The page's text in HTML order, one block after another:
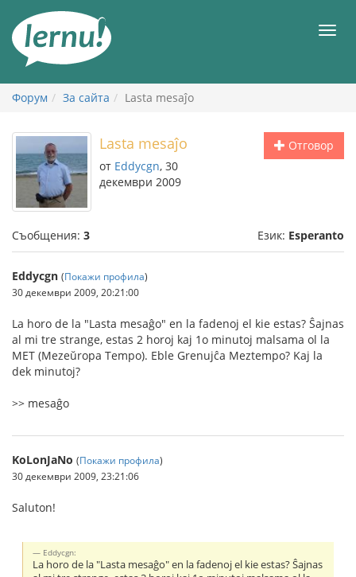
съдържанието
Форум За сайта Lasta mesaĵo
Отговор
Lasta mesaĵo
от Eddycgn, 30
декември 2009
Съобщения: 3 Език: Esperanto
Eddycgn (Покажи профила)
30 декември 2009, 20:21:00
La horo de la "Lasta mesaĝo" en la fadenoj el kie estas? Ŝajnas
al mi tre strange, estas 2 horoj kaj 1o minutoj malsama ol la
MET (Mezeŭropa Tempo). Eble Grenujĉa Meztempo? Kaj la
dek minutoj?
>> mesaĝo
KoLonJaNo (Покажи профила)
30 декември 2009, 23:21:06
Saluton!
Eddycgn:
La horo de la "Lasta mesaĝo" en la fadenoj el kie estas? Ŝajnas